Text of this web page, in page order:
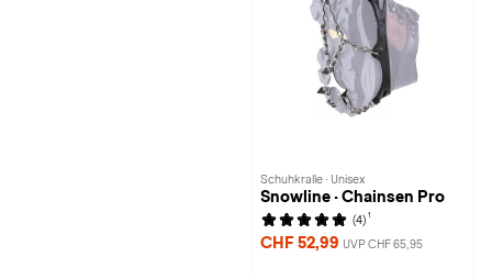
Schuhkralle · Unisex
Snowline · Chainsen Pro
(4) 1
CHF 52,99 UVP CHF 65,95